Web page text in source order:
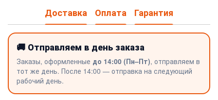
Доставка Оплата Гарантия
🚚 Отправляем в день заказа
Заказы, оформленные до 14:00 (Пн–Пт), отправляем в
тот же день. После 14:00 — отправка на следующий
рабочий день.